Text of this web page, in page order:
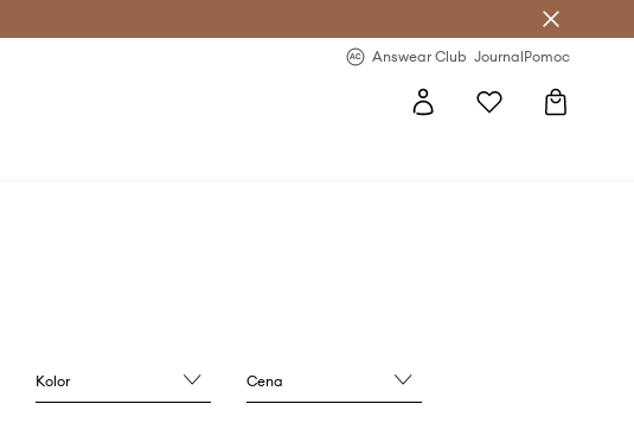
Answear Club JournalPomoc
Kolor Cena